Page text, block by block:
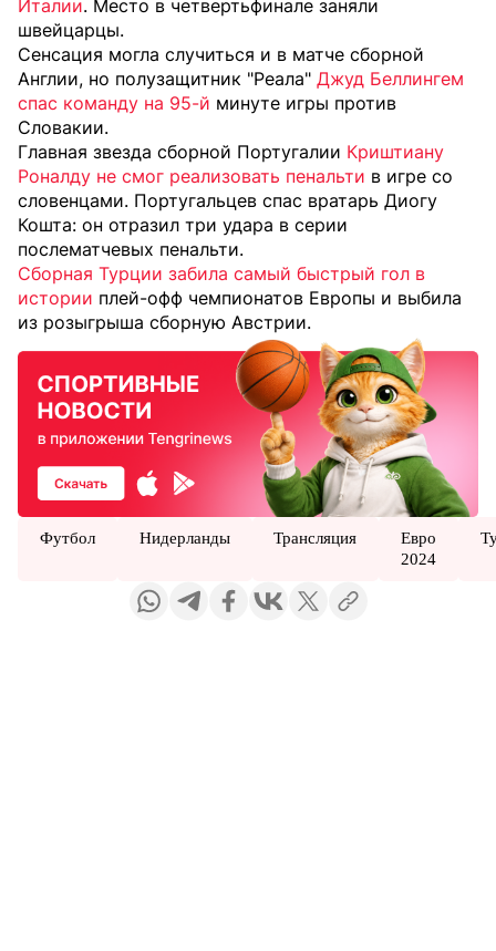
Италии. Место в четвертьфинале заняли
швейцарцы.
Сенсация могла случиться и в матче сборной
Англии, но полузащитник "Реала" Джуд Беллингем
спас команду на 95-й минуте игры против
Словакии.
Главная звезда сборной Португалии Криштиану
Роналду не смог реализовать пенальти в игре со
словенцами. Португальцев спас вратарь Диогу
Кошта: он отразил три удара в серии
послематчевых пенальти.
Сборная Турции забила самый быстрый гол в
истории плей-офф чемпионатов Европы и выбила
из розыгрыша сборную Австрии.
Футбол Нидерланды Трансляция
Евро
2024